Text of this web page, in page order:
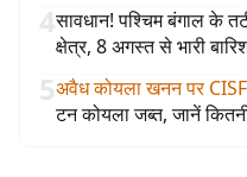
4सावधान! पश्चिम बंगाल के
क्षेत्र, 8 अगस्त से भारी
5अवैध कोयला खनन पर CISF
टन कोयला जब्त, जानें